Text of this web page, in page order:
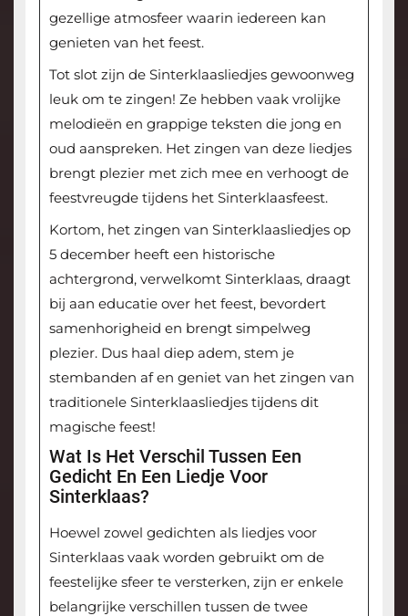
gezellige atmosfeer waarin iedereen kan
genieten van het feest.
Tot slot zijn de Sinterklaasliedjes gewoonweg
leuk om te zingen! Ze hebben vaak vrolijke
melodieën en grappige teksten die jong en
oud aanspreken. Het zingen van deze liedjes
brengt plezier met zich mee en verhoogt de
feestvreugde tijdens het Sinterklaasfeest.
Kortom, het zingen van Sinterklaasliedjes op
5 december heeft een historische
achtergrond, verwelkomt Sinterklaas, draagt
bij aan educatie over het feest, bevordert
samenhorigheid en brengt simpelweg
plezier. Dus haal diep adem, stem je
stembanden af en geniet van het zingen van
traditionele Sinterklaasliedjes tijdens dit
magische feest!
Wat Is Het Verschil Tussen Een
Gedicht En Een Liedje Voor
Sinterklaas?
Hoewel zowel gedichten als liedjes voor
Sinterklaas vaak worden gebruikt om de
feestelijke sfeer te versterken, zijn er enkele
belangrijke verschillen tussen de twee